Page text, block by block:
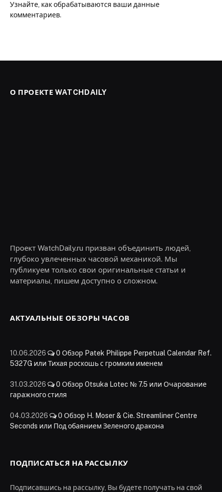
Узнайте, как обрабатываются ваши данные
комментариев.
О ПРОЕКТЕ WATCHDAILY
Проект WatchDaily.ru призван объединить людей,
глубоко увлеченных часовой механикой. Мы
публикуем только свои оригинальные статьи и
материалы, пишем доступно о сложном.
АКТУАЛЬНЫЕ ОБЗОРЫ ЧАСОВ
10.06.2026 0 Обзор Patek Philippe Perpetual Calendar Ref.
5327G или Тихая роскошь с громким именем
31.03.2026 0 Обзор Otsuka Lotec № 7.5 или Очарование
гаражного стиля
04.03.2026 0 Обзор H. Moser & Cie. Streamliner Centre
Seconds или Под обаянием Зеленого дракона
ПОДПИСАТЬСЯ НА РАССЫЛКУ
Подписавшись на рассылку, Вы будете получать на свой